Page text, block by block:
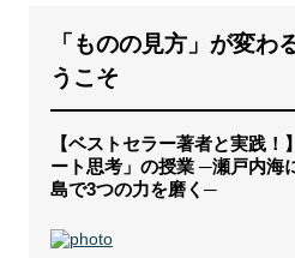
「ものの見方」が変わ
うこそ
【ベストセラー著者と実践
ート思考」の授業 ─瀬戸内海
島で3つの力を磨く─